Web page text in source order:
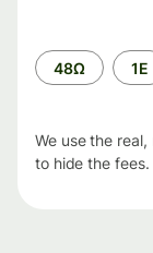
Time
period
48Ω 1Ε
We use the
to hide the fees.